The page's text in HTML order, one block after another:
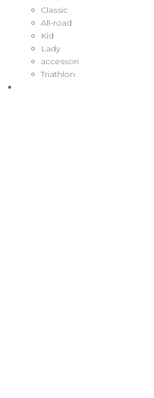
Classic
All-road
Kid
Lady
accessori
Triathlon